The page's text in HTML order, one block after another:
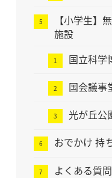
【小学生】
施設
国立科学
国会議事
光が丘公
おでかけ 持
よくある質問